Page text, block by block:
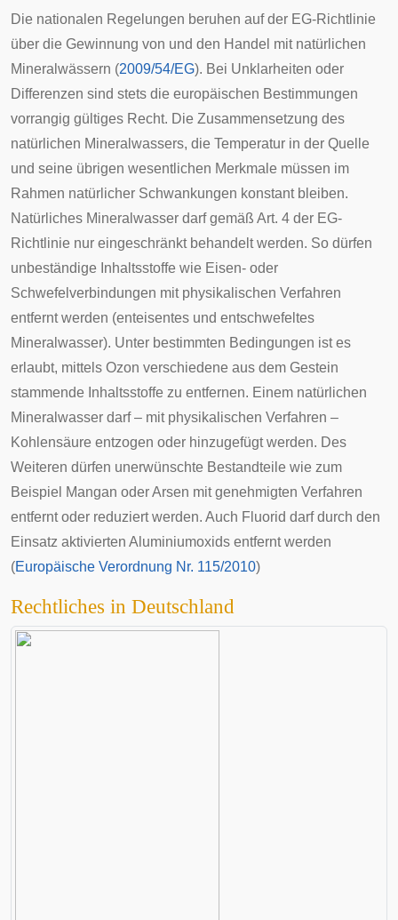
Die nationalen Regelungen beruhen auf der EG-Richtlinie
über die Gewinnung von und den Handel mit natürlichen
Mineralwässern (2009/54/EG). Bei Unklarheiten oder
Differenzen sind stets die europäischen Bestimmungen
vorrangig gültiges Recht. Die Zusammensetzung des
natürlichen Mineralwassers, die Temperatur in der Quelle
und seine übrigen wesentlichen Merkmale müssen im
Rahmen natürlicher Schwankungen konstant bleiben.
Natürliches Mineralwasser darf gemäß Art. 4 der EG-
Richtlinie nur eingeschränkt behandelt werden. So dürfen
unbeständige Inhaltsstoffe wie Eisen- oder
Schwefelverbindungen mit physikalischen Verfahren
entfernt werden (enteisentes und entschwefeltes
Mineralwasser). Unter bestimmten Bedingungen ist es
erlaubt, mittels Ozon verschiedene aus dem Gestein
stammende Inhaltsstoffe zu entfernen. Einem natürlichen
Mineralwasser darf – mit physikalischen Verfahren –
Kohlensäure entzogen oder hinzugefügt werden. Des
Weiteren dürfen unerwünschte Bestandteile wie zum
Beispiel Mangan oder Arsen mit genehmigten Verfahren
entfernt oder reduziert werden. Auch Fluorid darf durch den
Einsatz aktivierten Aluminiumoxids entfernt werden
(Europäische Verordnung Nr. 115/2010)
Rechtliches in Deutschland